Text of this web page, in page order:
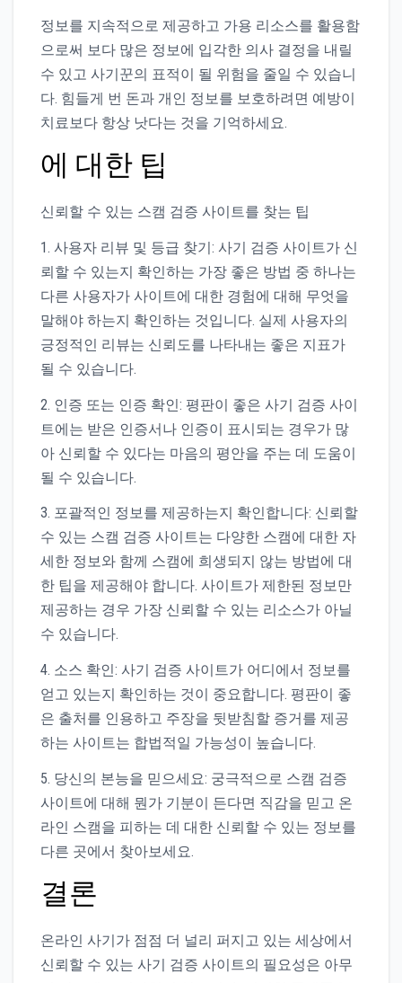
정보를 지속적으로 제공하고 가용 리소스를 활용함
으로써 보다 많은 정보에 입각한 의사 결정을 내릴
수 있고 사기꾼의 표적이 될 위험을 줄일 수 있습니
다. 힘들게 번 돈과 개인 정보를 보호하려면 예방이
치료보다 항상 낫다는 것을 기억하세요.
에 대한 팁
신뢰할 수 있는 스캠 검증 사이트를 찾는 팁
1. 사용자 리뷰 및 등급 찾기: 사기 검증 사이트가 신
뢰할 수 있는지 확인하는 가장 좋은 방법 중 하나는
다른 사용자가 사이트에 대한 경험에 대해 무엇을
말해야 하는지 확인하는 것입니다. 실제 사용자의
긍정적인 리뷰는 신뢰도를 나타내는 좋은 지표가
될 수 있습니다.
2. 인증 또는 인증 확인: 평판이 좋은 사기 검증 사이
트에는 받은 인증서나 인증이 표시되는 경우가 많
아 신뢰할 수 있다는 마음의 평안을 주는 데 도움이
될 수 있습니다.
3. 포괄적인 정보를 제공하는지 확인합니다: 신뢰할
수 있는 스캠 검증 사이트는 다양한 스캠에 대한 자
세한 정보와 함께 스캠에 희생되지 않는 방법에 대
한 팁을 제공해야 합니다. 사이트가 제한된 정보만
제공하는 경우 가장 신뢰할 수 있는 리소스가 아닐
수 있습니다.
4. 소스 확인: 사기 검증 사이트가 어디에서 정보를
얻고 있는지 확인하는 것이 중요합니다. 평판이 좋
은 출처를 인용하고 주장을 뒷받침할 증거를 제공
하는 사이트는 합법적일 가능성이 높습니다.
5. 당신의 본능을 믿으세요: 궁극적으로 스캠 검증
사이트에 대해 뭔가 기분이 든다면 직감을 믿고 온
라인 스캠을 피하는 데 대한 신뢰할 수 있는 정보를
다른 곳에서 찾아보세요.
결론
온라인 사기가 점점 더 널리 퍼지고 있는 세상에서
신뢰할 수 있는 사기 검증 사이트의 필요성은 아무